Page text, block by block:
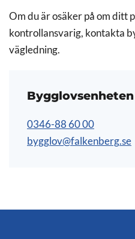
Om du är osäker på om ditt
kontrollansvarig, kontakta
vägledning.
Bygglovsenheten
0346-88 60 00
bygglov@falkenberg.se